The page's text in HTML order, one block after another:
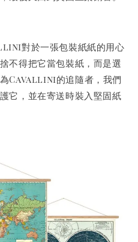
對於一張包裝紙紙的用心
不得把它當包裝紙，而是選
為Cavallini的追隨者，我們
它，並在寄送時裝入堅固紙